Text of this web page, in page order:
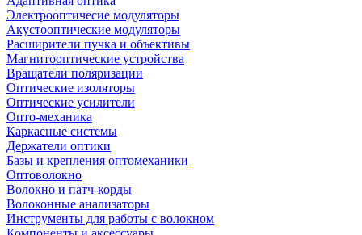
Электрооптичесие модуляторы
Акустооптические модуляторы
Расширители пучка и объективы
Магнитооптические устройства
Вращатели поляризации
Оптические изоляторы
Оптические усилители
Опто-механика
Каркасные системы
Держатели оптики
Базы и крепления оптомеханики
Оптоволокно
Волокно и патч-корды
Волоконные анализаторы
Инструменты для работы с волокном